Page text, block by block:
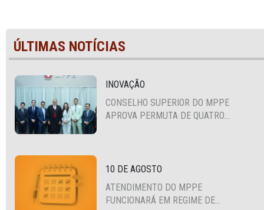
ÚLTIMAS NOTÍCIAS
INOVAÇÃO
CONSELHO SUPERIOR DO MPPE
APROVA PERMUTA DE QUATRO
10 DE AGOSTO
ATENDIMENTO DO MPPE
FUNCIONARÁ EM REGIME DE